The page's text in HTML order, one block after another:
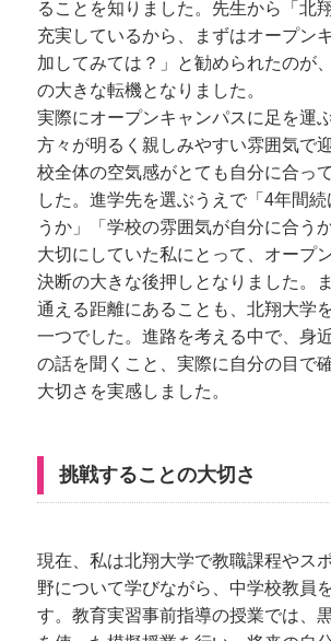
ることを知りました。先生から「北
充実しているから、まずはオープン
加してみては？」と勧められたのが
の大きな転機となりました。
実際にオープンキャンパスに足を運
方々が明るく親しみやすい雰囲気で
校全体の空気感がとても自分に合っ
した。進学先を選ぶうえで「4年間
うか」「学校の雰囲気が自分に合う
大切にしていた私にとって、オープ
決断の大きな後押しとなりました。
通える距離にあることも、北翔大学
一つでした。進路を考える中で、身
の話を聞くこと、実際に自分の目で
大切さを実感しました。
挑戦することの大切さ
現在、私は北翔大学で教職課程やス
野について学びながら、中学校教員
す。教育実習事前指導の授業では、